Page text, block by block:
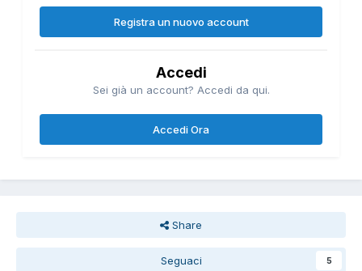
Registra un nuovo account
Accedi
Sei già un account? Accedi da qui.
Accedi Ora
Share
Seguaci 5